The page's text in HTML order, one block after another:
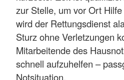
zur Stelle, um vor Ort
wird der Rettungsdienst
Sturz ohne Verletzungen
Mitarbeitende des
schnell aufzuhelfen –
Notsituation.